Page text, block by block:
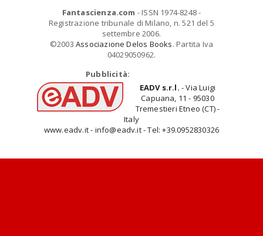
Fantascienza.com - ISSN 1974-8248 -
Registrazione tribunale di Milano, n. 521 del 5
settembre 2006.
©2003 Associazione Delos Books. Partita Iva
04029050962.
Pubblicità:
EADV s.r.l. - Via Luigi
Capuana, 11 - 95030
Tremestieri Etneo (CT) -
Italy
www.eadv.it - info@eadv.it - Tel: +39.0952830326